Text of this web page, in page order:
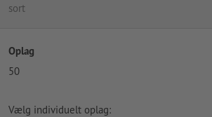
sort
Oplag
50
Vælg individuelt oplag: